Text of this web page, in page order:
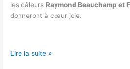
les câleurs Raymond Beauchamp et
donneront à cœur joie.
Lire la suite »